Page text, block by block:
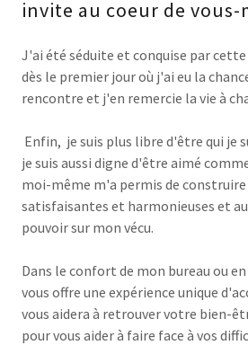
invite au coeur de vous-
J'ai été séduite et conquise par
dès le premier jour où j'ai eu la
rencontre et j'en remercie la vie à
Enfin, je suis plus libre d'être qui je
je suis aussi digne d'être aimé
moi-même m'a permis de
satisfaisantes et harmonieuses et
pouvoir sur mon vécu.
Dans le confort de mon bureau ou
vous offre une expérience unique
vous aidera à retrouver votre bien-
pour vous aider à faire face à vos